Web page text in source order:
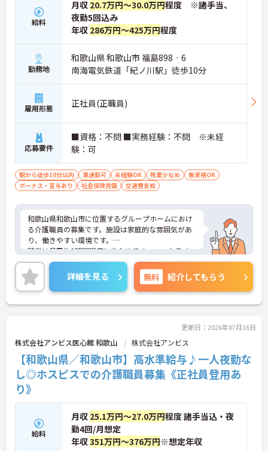
給料
月収 20.7万円～30.0万円程度 ※諸手当、
夜勤5回込み
年収 286万円～425万円程度
勤務地
和歌山県 和歌山市 福島898‐6
南海電気鉄道「紀ノ川駅」徒歩10分
雇用形態 正社員(正職員)
応募要件
■資格：不問 ■実務経験：不問 ※未経
験：可
駅から徒歩10分以内 車通勤可 未経験OK 残業少なめ
無資格OK
ボーナス・賞与あり
社会保険完備 交通費支給
和歌山県和歌山市に位置するグループホームにおけ
る介護職員の募集です。施設は家庭的な雰囲気があ
り、働きやすい環境です。
残業は月平均2時間程度と少なめです。ワークライフ
バランスを保ちながらご勤務いただけます。また、
マイカー通勤が可能です。無料駐車場が完備されて
おり、通勤が苦になりません。
ご興味のある方には、面接対策ポイントなど、さら
に詳細をご案内しますのでお気軽にご相談くださ
詳細を見る 無料 紹介してもらう
更新日：2026年07月16日
株式会社アンビス医心館 和歌山 株式会社アンビス
【和歌山県／和歌山市】高水準給与♪一人夜勤な
し◎ホスピスでの介護職員募集《正社員登用あ
り》
給料
月収 25.1万円～27.0万円程度 諸手当込・夜
勤4回/月想定
年収351万円～376万円※想定年収